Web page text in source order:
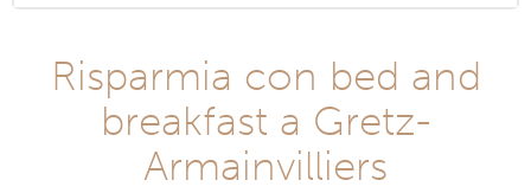
Risparmia con bed and
breakfast a Gretz-
Armainvilliers